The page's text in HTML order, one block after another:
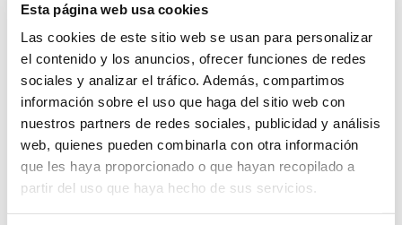
Esta página web usa cookies
Las cookies de este sitio web se usan para personalizar
el contenido y los anuncios, ofrecer funciones de redes
sociales y analizar el tráfico. Además, compartimos
información sobre el uso que haga del sitio web con
nuestros partners de redes sociales, publicidad y análisis
web, quienes pueden combinarla con otra información
que les haya proporcionado o que hayan recopilado a
partir del uso que haya hecho de sus servicios.